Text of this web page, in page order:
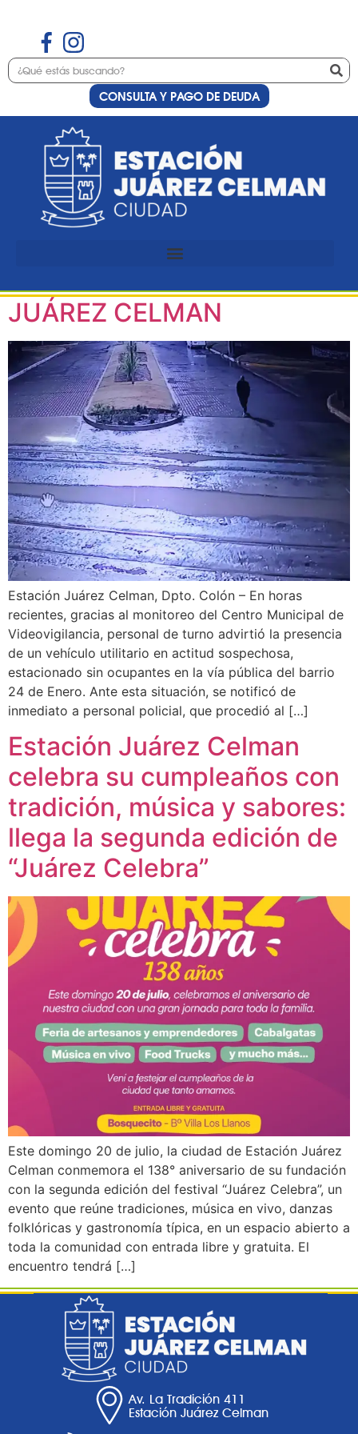
CONSULTA Y PAGO DE DEUDA
Día:14 de julio de
2025
RECUPERO DE VEHÍCULO
JUÁREZ CELMAN
Estación Juárez Celman, Dpto. Colón – En horas
recientes, gracias al monitoreo del Centro Municipal de
Videovigilancia, personal de turno advirtió la presencia
de un vehículo utilitario en actitud sospechosa,
estacionado sin ocupantes en la vía pública del barrio
24 de Enero. Ante esta situación, se notificó de
inmediato a personal policial, que procedió al […]
Estación Juárez Celman
celebra su cumpleaños con
tradición, música y sabores:
llega la segunda edición de
“Juárez Celebra”
Este domingo 20 de julio, la ciudad de Estación Juárez
Celman conmemora el 138° aniversario de su fundación
con la segunda edición del festival “Juárez Celebra”, un
evento que reúne tradiciones, música en vivo, danzas
folklóricas y gastronomía típica, en un espacio abierto a
toda la comunidad con entrada libre y gratuita. El
encuentro tendrá […]
Av. La Tradición 411
Estación Juárez Celman